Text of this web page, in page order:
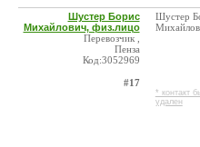
Шустер Борис
Михайлович, физ.лицо
Перевозчик ,
Пенза
Код:3052969
#17
Шустер
* контакт
удален